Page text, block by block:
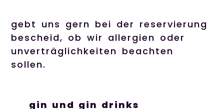
gebt uns gern bei der reservierung
bescheid, ob wir allergien oder
unverträglichkeiten beachten
sollen.
gin und gin drinks